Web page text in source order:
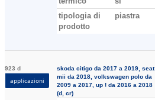
tipologia di
prodotto
piastra
923 d
applicazioni
skoda citigo da 2017 a 2019, seat
mii da 2018, volkswagen polo da
2009 a 2017, up ! da 2016 a 2018
(d, cr)